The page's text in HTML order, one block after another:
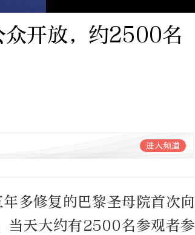
众开放，约2500名
进入频道
多修复的巴黎圣母院首次向
当天大约有2500名参观者参